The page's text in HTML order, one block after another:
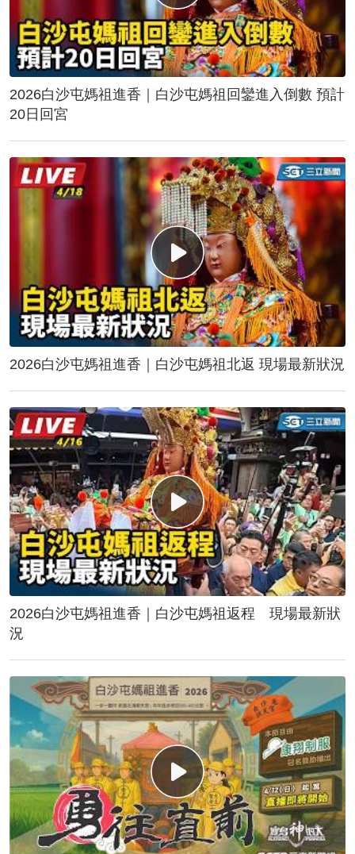
2026白沙屯媽祖進香｜白沙屯媽祖回鑾進入倒數 預計
20日回宮
2026白沙屯媽祖進香｜白沙屯媽祖北返 現場最新狀況
2026白沙屯媽祖進香｜白沙屯媽祖返程 現場最新狀
況